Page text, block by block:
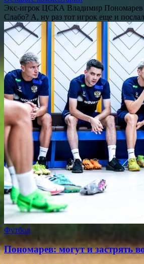
Экс-игрок ЦСКА Владимир Пономарев
Слабо? А, ну раз тот игрок еще и
Футбол
Пономарев: могут и застрять